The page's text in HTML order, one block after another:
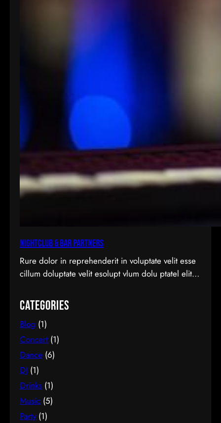
Nightclub & Bar Partners
Rure dolor in reprehenderit in voluptate velit esse
cillum doluptate velit esolupt vlum dolu ptatel elit
Categories
Blog (1)
Concert (1)
Dance (6)
DJ (1)
Drinks (1)
Music (5)
Party(1)